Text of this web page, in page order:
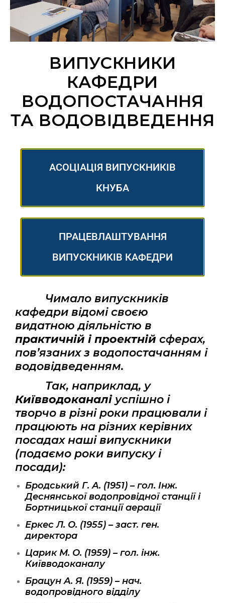
ВИПУСКНИКИ
КАФЕДРИ
ВОДОПОСТАЧАННЯ
ТА ВОДОВІДВЕДЕННЯ
АСОЦІАЦІЯ ВИПУСКНИКІВ
КНУБА
ПРАЦЕВЛАШТУВАННЯ
ВИПУСКНИКІВ КАФЕДРИ
Чимало випускників
кафедри відомі своєю
видатною діяльністю в
практичній і проектній сферах,
пов’язаних з водопостачанням і
водовідведенням.
Так, наприклад, у
Київводоканаліуспішно і
творчо в різні роки працювали і
працюють на різних керівних
посадах наші випускники
(подаємо роки випуску і
посади):
Бродський Г. А. (1951) – гол. Інж.
Деснянської водопровідної станції і
Бортницької станції аерації
Еркес Л. О. (1955) – заст. ген.
директора
Царик М. О. (1959) – гол. інж.
Київводоканалу
Брацун А. Я. (1959) – нач.
водопровідного відділу